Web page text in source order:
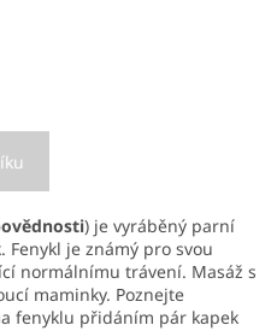
) je vyráběný parní
Fenykl je známý pro svou
normálnímu trávení. Masáž s
maminky. Poznejte
fenyklu přidáním pár kapek